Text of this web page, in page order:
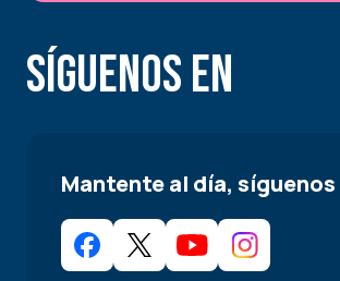
Síguenos en
Mantente al día, síguenos